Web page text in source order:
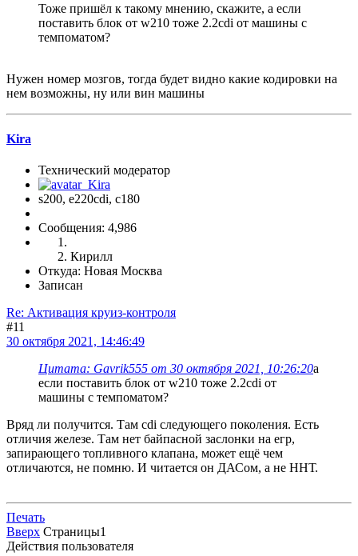
Тоже пришёл к такому мнению, скажите, а если
поставить блок от w210 тоже 2.2cdi от машины с
темпоматом?
Нужен номер мозгов, тогда будет видно какие кодировки на
нем возможны, ну или вин машины
Kira
Технический модератор
s200, е220cdi, с180
Сообщения: 4,986
Кирилл
Откуда: Новая Москва
Записан
Re: Активация круиз-контроля
#11
30 октября 2021, 14:46:49
Цитата: Gavrik555 от 30 октября 2021, 10:26:20а
если поставить блок от w210 тоже 2.2cdi от
машины с темпоматом?
Вряд ли получится. Там cdi следующего поколения. Есть
отличия железе. Там нет байпасной заслонки на егр,
запирающего топливного клапана, может ещё чем
отличаются, не помню. И читается он ДАСом, а не ННТ.
Печать
Вверх Страницы1
Действия пользователя